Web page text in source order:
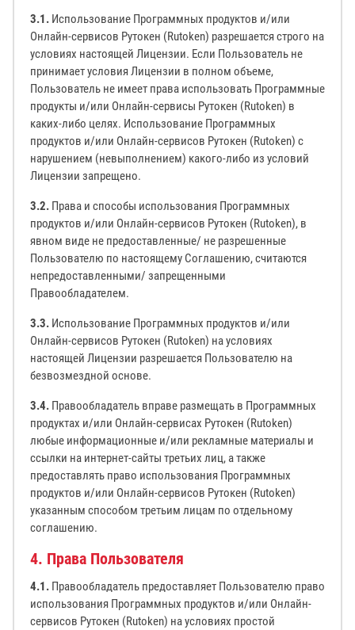
3.1. Использование Программных продуктов и/или
Онлайн-сервисов Рутокен (Rutoken) разрешается строго на
условиях настоящей Лицензии. Если Пользователь не
принимает условия Лицензии в полном объеме,
Пользователь не имеет права использовать Программные
продукты и/или Онлайн-сервисы Рутокен (Rutoken) в
каких-либо целях. Использование Программных
продуктов и/или Онлайн-сервисов Рутокен (Rutoken) с
нарушением (невыполнением) какого-либо из условий
Лицензии запрещено.
3.2. Права и способы использования Программных
продуктов и/или Онлайн-сервисов Рутокен (Rutoken), в
явном виде не предоставленные/ не разрешенные
Пользователю по настоящему Соглашению, считаются
непредоставленными/ запрещенными
Правообладателем.
3.3. Использование Программных продуктов и/или
Онлайн-сервисов Рутокен (Rutoken) на условиях
настоящей Лицензии разрешается Пользователю на
безвозмездной основе.
3.4. Правообладатель вправе размещать в Программных
продуктах и/или Онлайн-сервисах Рутокен (Rutoken)
любые информационные и/или рекламные материалы и
ссылки на интернет-сайты третьих лиц, а также
предоставлять право использования Программных
продуктов и/или Онлайн-сервисов Рутокен (Rutoken)
указанным способом третьим лицам по отдельному
соглашению.
4. Права Пользователя
4.1. Правообладатель предоставляет Пользователю право
использования Программных продуктов и/или Онлайн-
сервисов Рутокен (Rutoken) на условиях простой